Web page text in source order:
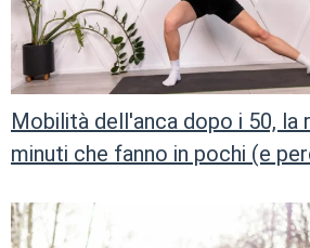
Mobilità dell'anca dopo i 50, la
minuti che fanno in pochi (e